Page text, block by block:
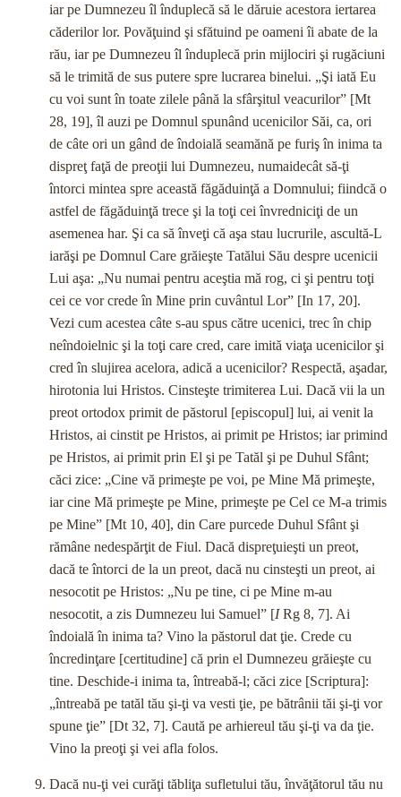
iar pe Dumnezeu îl înduplecă să le dăruie acestora iertarea
căderilor lor. Povăţuind şi sfătuind pe oameni îi abate de la
rău, iar pe Dumnezeu îl înduplecă prin mijlociri şi rugăciuni
să le trimită de sus putere spre lucrarea binelui. „Şi iată Eu
cu voi sunt în toate zilele până la sfârşitul veacurilor” [Mt
28, 19], îl auzi pe Domnul spunând ucenici­lor Săi, ca, ori
de câte ori un gând de îndoială seamănă pe furiş în inima ta
dispreţ faţă de preoţii lui Dumnezeu, numai­decât să-ţi
întorci mintea spre această făgăduinţă a Domnului; fiindcă o
astfel de făgăduinţă trece şi la toţi cei învredniciţi de un
asemenea har. Şi ca să înveţi că aşa stau lucrurile, ascultă-L
iarăşi pe Domnul Care grăieşte Tatălui Său despre uce­nicii
Lui aşa: „Nu numai pentru aceştia mă rog, ci şi pentru toţi
cei ce vor crede în Mine prin cuvântul Lor” [In 17, 20].
Vezi cum acestea câte s-au spus către ucenici, trec în chip
neîndoielnic şi la toţi care cred, care imită viaţa ucenicilor şi
cred în slujirea acelora, adică a ucenicilor? Respectă, aşadar,
hirotonia lui Hristos. Cinsteşte trimiterea Lui. Dacă vii la un
preot ortodox primit de păstorul [episcopul] lui, ai venit la
Hristos, ai cinstit pe Hristos, ai primit pe Hristos; iar primind
pe Hristos, ai primit prin El şi pe Tatăl şi pe Duhul Sfânt;
căci zice: „Cine vă primeşte pe voi, pe Mine Mă primeşte,
iar cine Mă primeşte pe Mine, primeşte pe Cel ce M-a trimis
pe Mine” [Mt 10, 40], din Care purcede Duhul Sfânt şi
rămâne nedespărţit de Fiul. Dacă dispreţuieşti un preot,
dacă te în­torci de la un preot, dacă nu cinsteşti un preot, ai
nesocotit pe Hristos: „Nu pe tine, ci pe Mine m-au
nesocotit, a zis Dum­nezeu lui Samuel” [IRg 8, 7]. Ai
îndoială în inima ta? Vino la păstorul dat ţie. Crede cu
încredinţare [certitudine] că prin el Dumnezeu grăieşte cu
tine. Deschide-i inima ta, întreabă-l; căci zice [Scriptura]:
„întreabă pe tatăl tău şi-ţi va vesti ţie, pe bătrânii tăi şi-ţi vor
spune ţie” [Dt 32, 7]. Caută pe arhie­reul tău şi-ţi va da ţie.
Vino la preoţi şi vei afla folos.
Dacă nu-ţi vei curăţi tăbliţa sufletului tău, învăţătorul tău nu